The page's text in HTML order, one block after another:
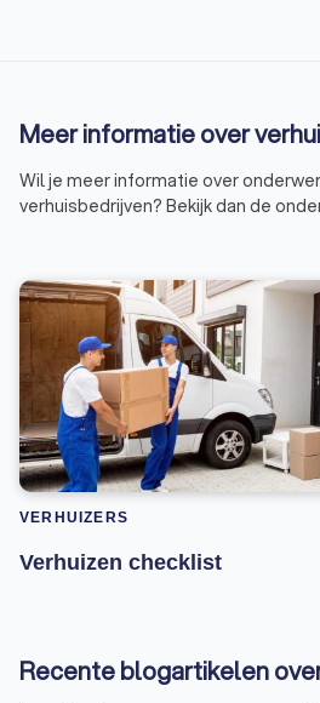
Meer informatie over
Wil je meer informatie over
verhuisbedrijven? Bekijk dan de
VERHUIZERS
Verhuizen checklist
Recente blogartikelen